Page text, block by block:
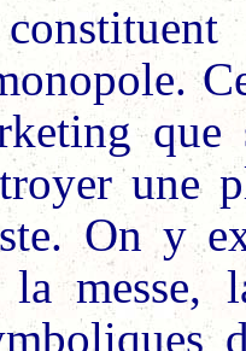
une
On y
messe,